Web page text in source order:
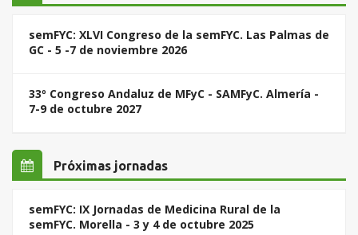
semFYC: XLVI Congreso de la semFYC. Las Palmas de
GC - 5 -7 de noviembre 2026
33º Congreso Andaluz de MFyC - SAMFyC. Almería -
7-9 de octubre 2027
Próximas jornadas
semFYC: IX Jornadas de Medicina Rural de la
semFYC. Morella - 3 y 4 de octubre 2025